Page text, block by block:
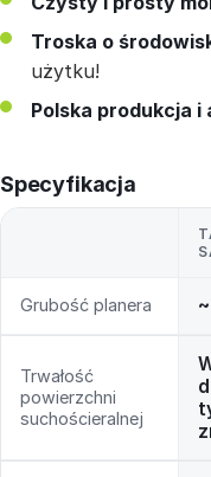
Troska o
użytku!
Polska produkcja i
Specyfikacja
Grubość planera
Trwałość
powierzchni
suchościeralnej